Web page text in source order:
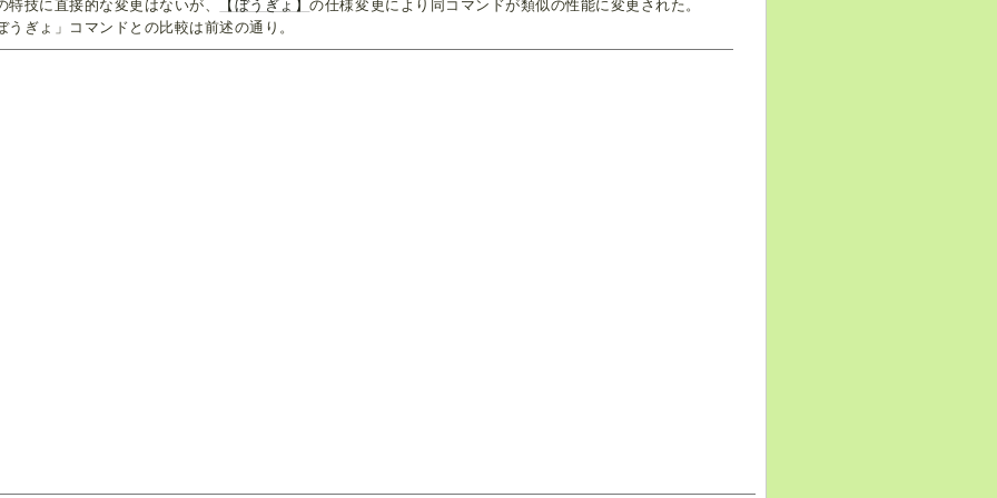
特技に直接的な変更はないが、 【ぼうぎょ】の仕様変更により同コマンドが類似の性能に変更された。
うぎょ」コマンドとの比較は前述の通り。